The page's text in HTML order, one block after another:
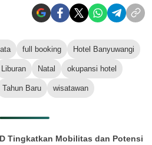
full booking Hotel Banyuwangi
Liburan Natal okupansi hotel
Tahun Baru wisatawan
Tingkatkan Mobilitas dan Potensi